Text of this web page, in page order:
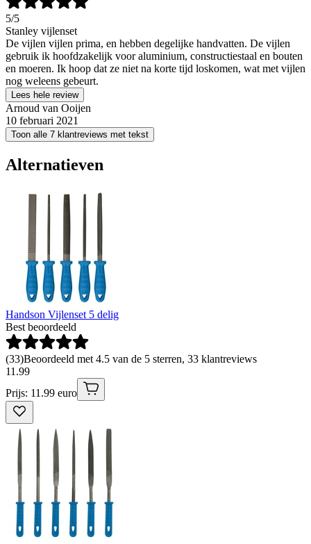
5/5
Stanley vijlenset
De vijlen vijlen prima, en hebben degelijke handvatten. De vijlen
gebruik ik hoofdzakelijk voor aluminium, constructiestaal en bouten
en moeren. Ik hoop dat ze niet na korte tijd loskomen, wat met vijlen
nog weleens gebeurt.
Lees hele review
Arnoud van Ooijen
10 februari 2021
Toon alle 7 klantreviews met tekst
Alternatieven
Handson Vijlenset 5 delig
Best beoordeeld
(33)Beoordeeld met 4.5 van de 5 sterren, 33 klantreviews
11.99
Prijs: 11.99 euro